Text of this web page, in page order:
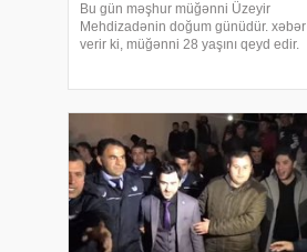
Bu gün məşhur müğənni Üzeyir
Mehdizadənin doğum günüdür. xəbər
verir ki, müğənni 28 yaşını qeyd edir.
qarşılanıb. Həmi